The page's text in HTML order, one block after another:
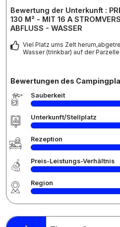
Bewertung der Unterkunft :
130 M² - MIT 16 A
ABFLUSS - WASSER
Viel Platz ums Zelt
Wasser (trinkbar) auf der
Bewertungen des
Sauberkeit
Unterkunft/Stellplatz
Rezeption
Preis-Leistungs-Verhältnis
Region